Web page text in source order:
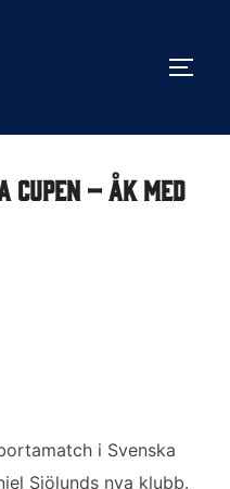
– åk med
i Svenska
Sjölunds nya klubb.